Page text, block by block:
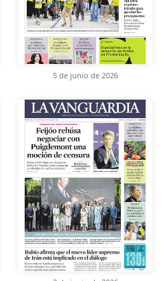
5 de junio de 2026